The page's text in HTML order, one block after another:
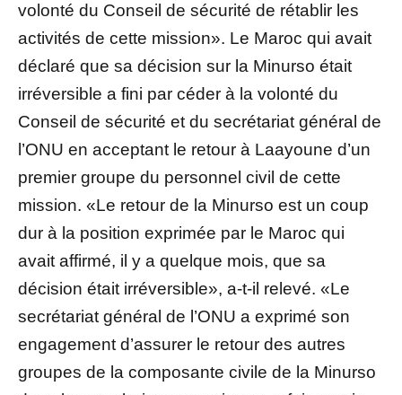
volonté du Conseil de sécurité de rétablir les
activités de cette mission». Le Maroc qui avait
déclaré que sa décision sur la Minurso était
irréversible a fini par céder à la volonté du
Conseil de sécurité et du secrétariat général de
l’ONU en acceptant le retour à Laayoune d’un
premier groupe du personnel civil de cette
mission. «Le retour de la Minurso est un coup
dur à la position exprimée par le Maroc qui
avait affirmé, il y a quelque mois, que sa
décision était irréversible», a-t-il relevé. «Le
secrétariat général de l’ONU a exprimé son
engagement d’assurer le retour des autres
groupes de la composante civile de la Minurso